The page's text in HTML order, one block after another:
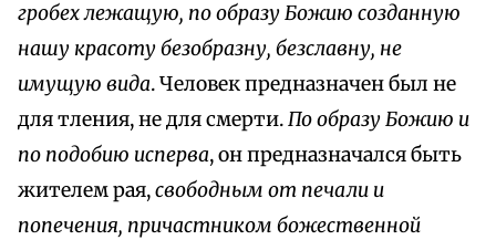
гробех лежащую, по образу Божию созданную
нашу красоту безобразну, безславну, не
имущую вида. Человек предназначен был не
для тления, не для смерти.По образу Божию и
по подобию исперва, он предназначался быть
жителем рая,свободным от печали и
попечения, причастником божественной